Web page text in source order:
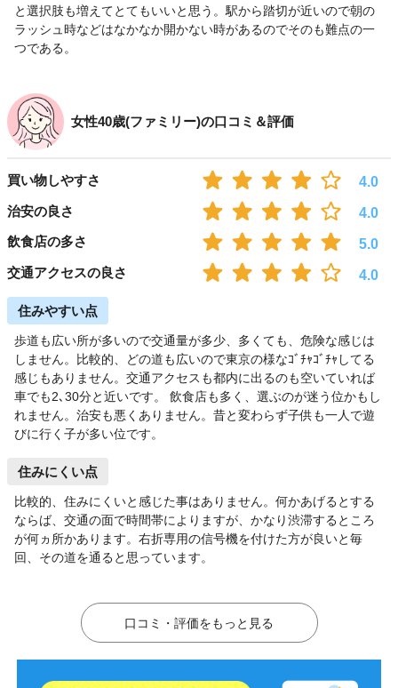
と選択肢も増えてとてもいいと思う。駅から踏切が近いので朝の
ラッシュ時などはなかなか開かない時があるのでそのも難点の一
つである。
女性40歳(ファミリー)の口コミ＆評価
買い物しやすさ
4.0
治安の良さ
4.0
飲食店の多さ
5.0
交通アクセスの良さ
4.0
住みやすい点
歩道も広い所が多いので交通量が多少、多くても、危険な感じは
しません。比較的、どの道も広いので東京の様なｺﾞﾁｬｺﾞﾁｬしてる
感じもありません。交通アクセスも都内に出るのも空いていれば
車でも2､30分と近いです。 飲食店も多く、選ぶのが迷う位かもし
れません。治安も悪くありません。昔と変わらず子供も一人で遊
びに行く子が多い位です。
住みにくい点
比較的、住みにくいと感じた事はありません。何かあげるとする
ならば、交通の面で時間帯によりますが、かなり渋滞するところ
が何ヵ所かあります。右折専用の信号機を付けた方が良いと毎
回、その道を通ると思っています。
口コミ・評価をもっと見る